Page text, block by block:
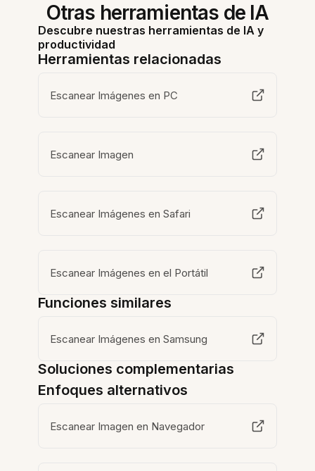
Otras herramientas de IA
Descubre nuestras herramientas de IA y
productividad
Herramientas relacionadas
Escanear Imágenes en PC
Escanear Imagen
Escanear Imágenes en Safari
Escanear Imágenes en el Portátil
Funciones similares
Escanear Imágenes en Samsung
Soluciones complementarias
Enfoques alternativos
Escanear Imagen en Navegador